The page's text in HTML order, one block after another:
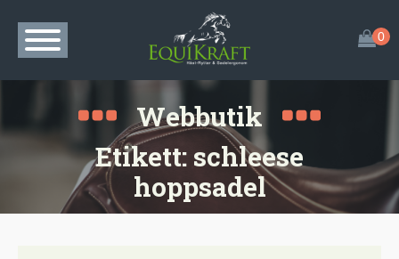
Webbutik
Etikett: schleese
hoppsadel